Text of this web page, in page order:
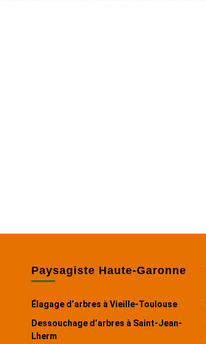
Paysagiste Haute-Garonne
Élagage d’arbres à Vieille-Toulouse
Dessouchage d’arbres à Saint-Jean-
Lherm